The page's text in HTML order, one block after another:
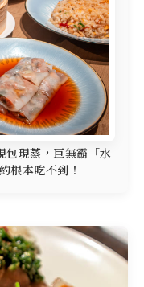
現蒸，巨無霸「水
根本吃不到！